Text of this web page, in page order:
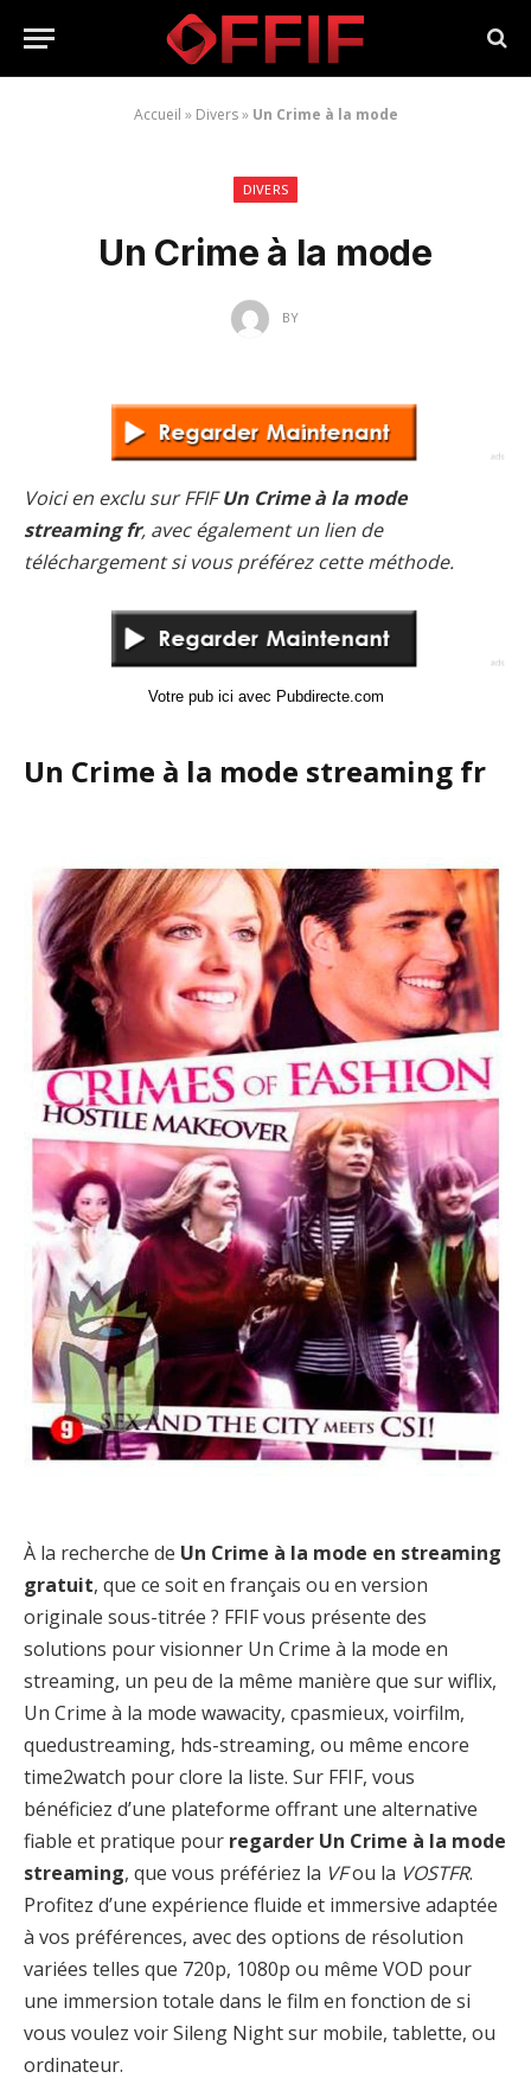
Accueil » Divers» Un Crime à la mode
DIVERS
Un Crime à la mode
BY
Voici en exclu sur FFIFUn Crime à la mode
streaming fr, avec également un lien de
téléchargement si vous préférez cette méthode.
Votre pub ici avec Pubdirecte.com
Un Crime à la mode streaming fr
À la recherche de Un Crime à la mode en streaming
gratuit, que ce soit en français ou en version
originale sous-titrée ? FFIF vous présente des
solutions pour visionner Un Crime à la mode en
streaming, un peu de la même manière que sur wiflix,
Un Crime à la mode wawacity, cpasmieux, voirfilm,
quedustreaming, hds-streaming, ou même encore
time2watch pour clore la liste. Sur FFIF, vous
bénéficiez d’une plateforme offrant une alternative
fiable et pratique pour regarder Un Crime à la mode
streaming, que vous préfériez la VFou la VOSTFR.
Profitez d’une expérience fluide et immersive adaptée
à vos préférences, avec des options de résolution
variées telles que 720p, 1080p ou même VOD pour
une immersion totale dans le film en fonction de si
vous voulez voir Sileng Night sur mobile, tablette, ou
ordinateur.